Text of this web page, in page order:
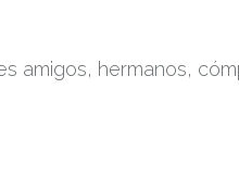
amigos, hermanos,